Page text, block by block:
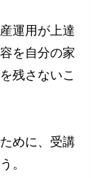
運用が上達
を自分の家
残さないこ
めに、受講
。